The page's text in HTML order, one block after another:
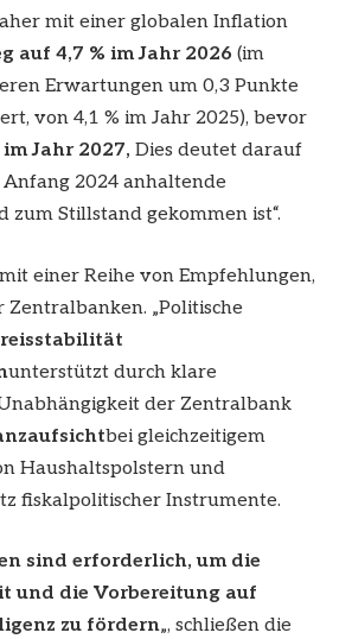
mit einer globalen Inflation
auf 4,7 % im Jahr 2026 (im
Erwartungen um 0,3 Punkte
von 4,1 % im Jahr 2025), bevor
im Jahr 2027, Dies deutet darauf
Anfang 2024 anhaltende
zum Stillstand gekommen ist“.
einer Reihe von Empfehlungen,
„Politische
unterstützt durch klare
der Zentralbank
bei gleichzeitigem
Haushaltspolstern und
fiskalpolitischer Instrumente.
sind erforderlich, um die
und die Vorbereitung auf
zu fördern„, schließen die